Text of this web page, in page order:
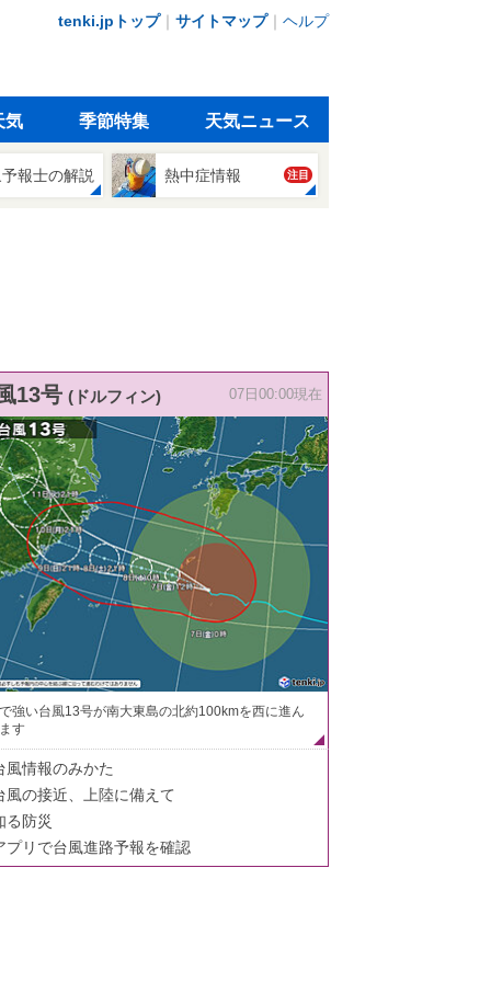
tenki.jpトップ｜ サイトマップ｜ ヘルプ
気 季節特集 天気ニュース
報士の解説 熱中症情報 注目
13号 (ドルフィン) 07日00:00現在
強い台風13号が南大東島の北約100kmを西に進ん
す
風情報のみかた
風の接近、上陸に備えて
る防災
プリで台風進路予報を確認